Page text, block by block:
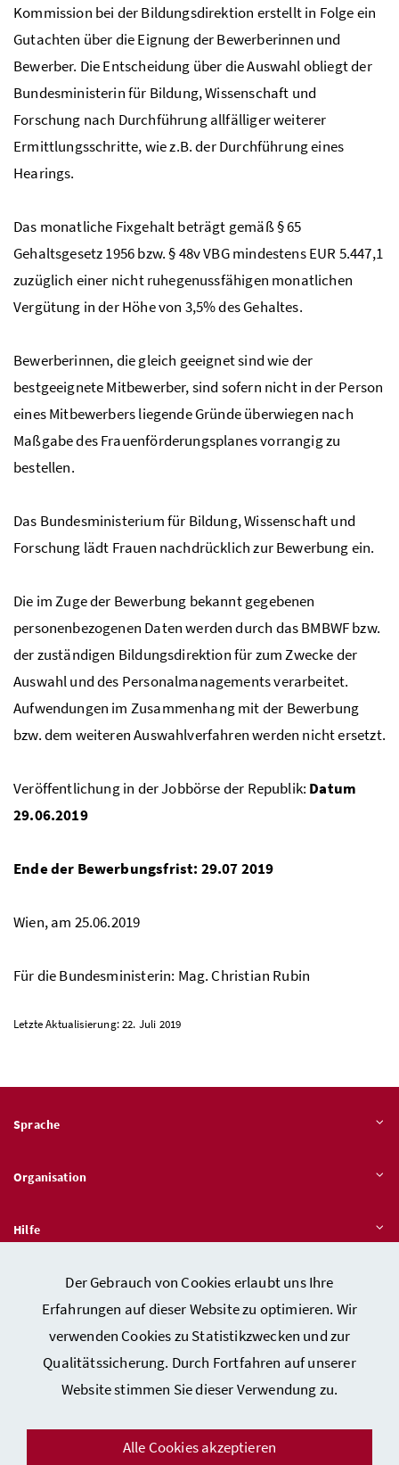
Der Gebrauch von Cookies erlaubt uns Ihre
Erfahrungen auf dieser Website zu optimieren. Wir
verwenden Cookies zu Statistikzwecken und zur
Qualitätssicherung. Durch Fortfahren auf unserer
Website stimmen Sie dieser Verwendung zu.
Alle Cookies akzeptieren
Kommission bei der Bildungsdirektion erstellt in Folge ein
Gutachten über die Eignung der Bewerberinnen und
Bewerber. Die Entscheidung über die Auswahl obliegt der
Bundesministerin für Bildung, Wissenschaft und
Forschung nach Durchführung allfälliger weiterer
Ermittlungsschritte, wiez.B.der Durchführung eines
Hearings.
Das monatliche Fixgehalt beträgt gemäß § 65
Gehaltsgesetz 1956 bzw. § 48vVBGmindestens EUR 5.447,1
zuzüglich einer nicht ruhegenussfähigen monatlichen
Vergütung in der Höhe von 3,5% des Gehaltes.
Bewerberinnen, die gleich geeignet sind wie der
bestgeeignete Mitbewerber, sind sofern nicht in der Person
eines Mitbewerbers liegende Gründe überwiegen nach
Maßgabe des Frauenförderungsplanes vorrangig zu
bestellen.
Das Bundesministerium für Bildung, Wissenschaft und
Forschung lädt Frauen nachdrücklich zur Bewerbung ein.
Die im Zuge der Bewerbung bekannt gegebenen
personenbezogenen Daten werden durch dasBMBWFbzw.
der zuständigen Bildungsdirektion für zum Zwecke der
Auswahl und des Personalmanagements verarbeitet.
Aufwendungen im Zusammenhang mit der Bewerbung
bzw. dem weiteren Auswahlverfahren werden nicht ersetzt.
Veröffentlichung in der Jobbörse der Republik: Datum
29.06.2019
Ende der Bewerbungsfrist: 29.07 2019
Wien, am 25.06.2019
Für die Bundesministerin: Mag. Christian Rubin
Letzte Aktualisierung: 22. Juli 2019
Sprache
Organisation
Hilfe
Quicklinks